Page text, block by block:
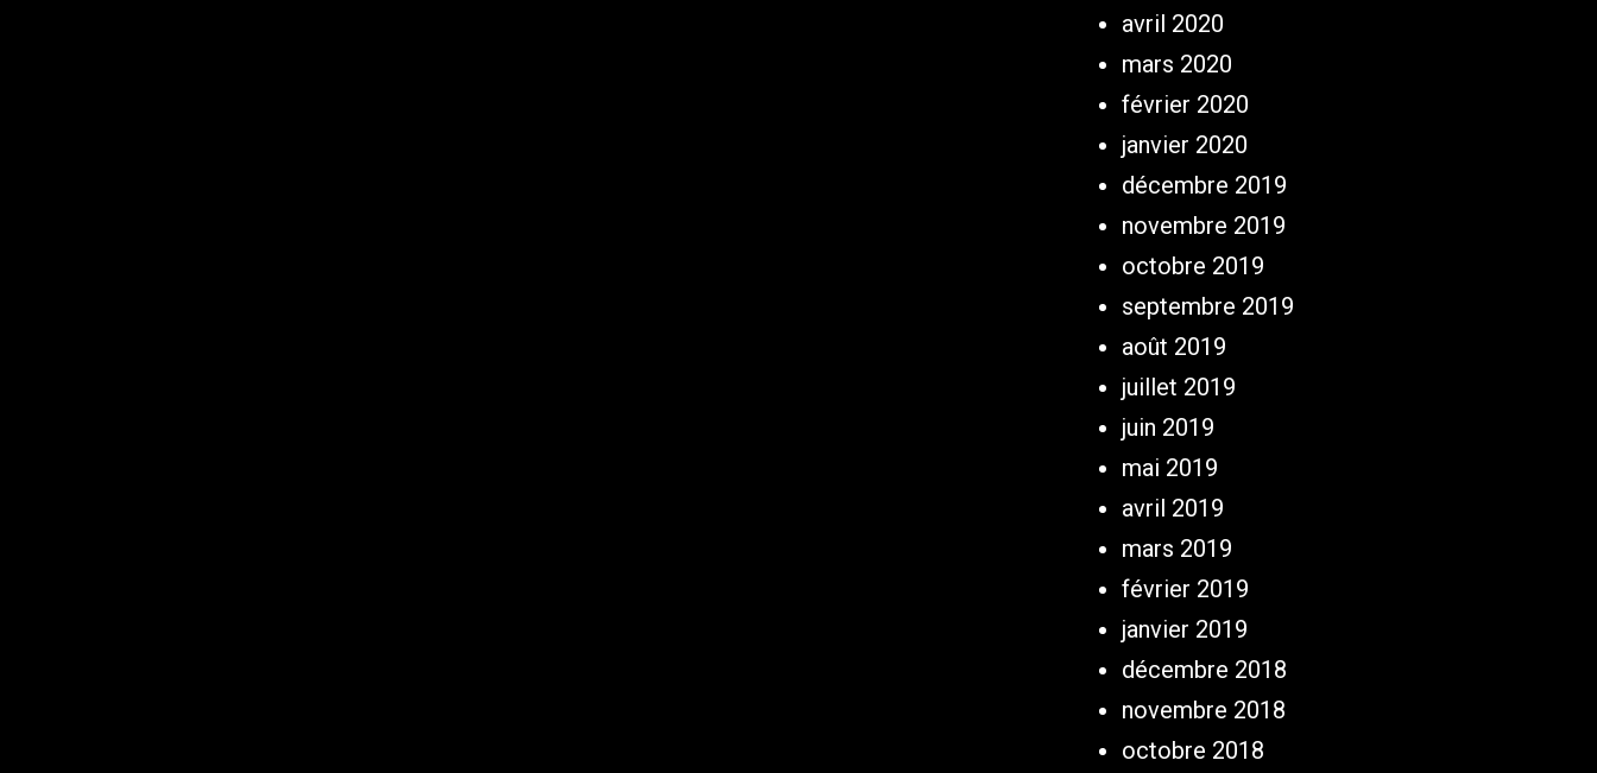
avril 2020
mars 2020
février 2020
janvier 2020
décembre 2019
novembre 2019
octobre 2019
septembre 2019
août 2019
juillet 2019
juin 2019
mai 2019
avril 2019
mars 2019
février 2019
janvier 2019
décembre 2018
novembre 2018
octobre 2018